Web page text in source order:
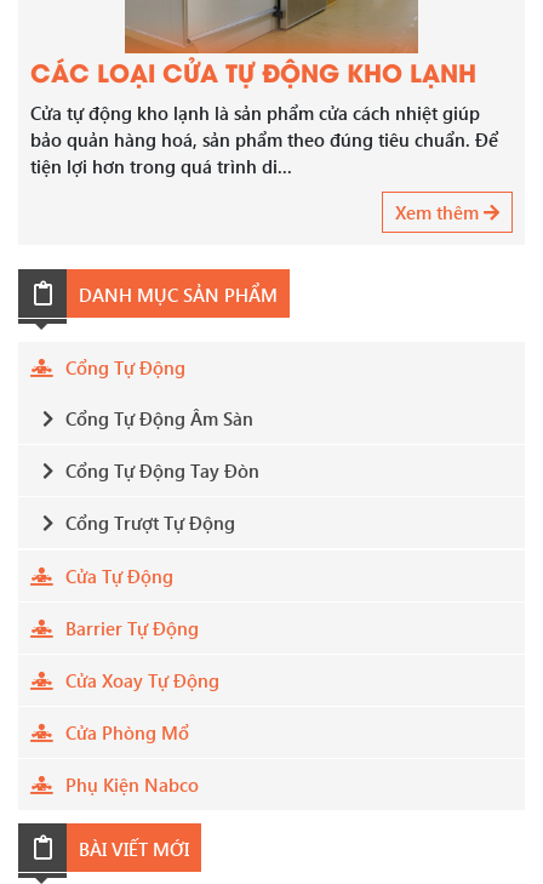
CÁC LOẠI CỬA TỰ ĐỘNG KHO LẠNH
Cửa tự động kho lạnh là sản phẩm cửa cách nhiệt giúp
bảo quản hàng hoá, sản phẩm theo đúng tiêu chuẩn. Để
tiện lợi hơn trong quá trình di...
Xem thêm
DANH MỤC SẢN PHẨM
Cổng Tự Động
Cổng Tự Động Âm Sàn
Cổng Tự Động Tay Đòn
Cổng Trượt Tự Động
Cửa Tự Động
Barrier Tự Động
Cửa Xoay Tự Động
Cửa Phòng Mổ
Phụ Kiện Nabco
BÀI VIẾT MỚI